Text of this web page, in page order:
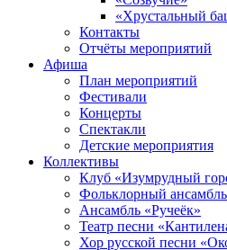
«Хрустальный
Контакты
Отчёты мероприятий
Афиша
План мероприятий
Фестивали
Концерты
Спектакли
Детские мероприятия
Коллективы
Клуб «Изумрудный
Фольклорный
Ансамбль «Ручеёк»
Театр песни
Хор русской песни